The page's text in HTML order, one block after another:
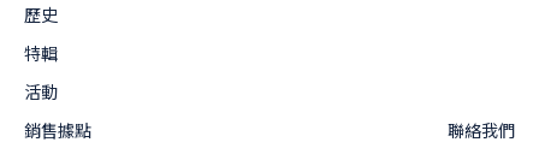
歷史
特輯
活動
銷售據點
聯絡我們